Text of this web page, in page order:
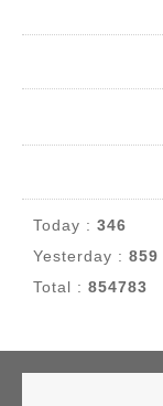
Today : 346
Yesterday : 859
Total : 854783